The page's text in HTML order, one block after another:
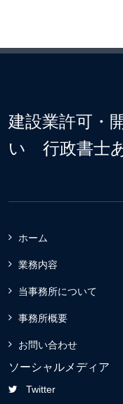
建設業許可・
い 行政書士
ホーム
業務内容
当事務所について
事務所概要
お問い合わせ
ソーシャルメディア
Twitter